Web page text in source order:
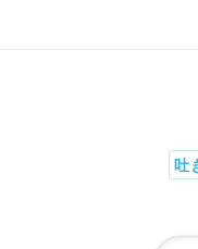
吐